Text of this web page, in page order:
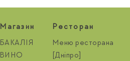
Магазин
БАКАЛІЯ
ВИНО
Ресторан
Меню ресторана
[Дніпро]